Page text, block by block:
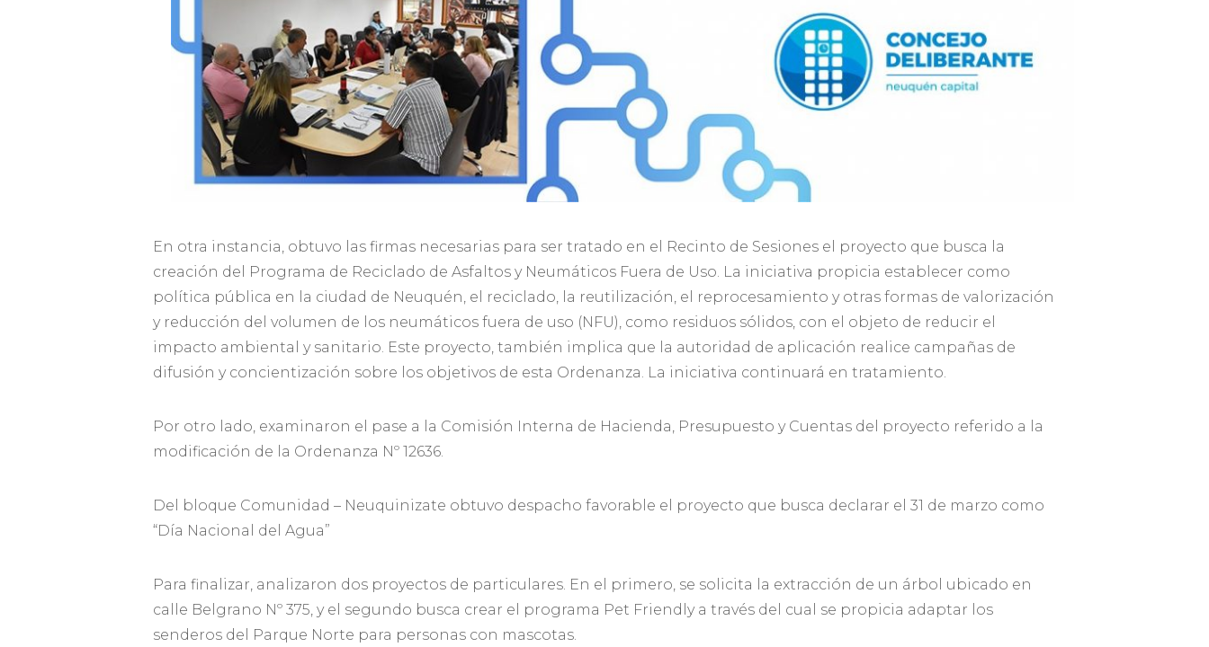
En otra instancia, obtuvo las firmas necesarias para ser tratado en el Recinto de Sesiones el proyecto que busca la
creación del Programa de Reciclado de Asfaltos y Neumáticos Fuera de Uso. La iniciativa propicia establecer como
política pública en la ciudad de Neuquén, el reciclado, la reutilización, el reprocesamiento y otras formas de valorización
y reducción del volumen de los neumáticos fuera de uso (NFU), como residuos sólidos, con el objeto de reducir el
impacto ambiental y sanitario. Este proyecto, también implica que la autoridad de aplicación realice campañas de
difusión y concientización sobre los objetivos de esta Ordenanza. La iniciativa continuará en tratamiento.
Por otro lado, examinaron el pase a la Comisión Interna de Hacienda, Presupuesto y Cuentas del proyecto referido a la
modificación de la Ordenanza Nº 12636.
Del bloque Comunidad – Neuquinizate obtuvo despacho favorable el proyecto que busca declarar el 31 de marzo como
“Día Nacional del Agua”
Para finalizar, analizaron dos proyectos de particulares. En el primero, se solicita la extracción de un árbol ubicado en
calle Belgrano Nº 375, y el segundo busca crear el programa Pet Friendly a través del cual se propicia adaptar los
senderos del Parque Norte para personas con mascotas.